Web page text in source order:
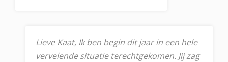
Lieve Kaat, Ik ben begin dit jaar in een hele
vervelende situatie terechtgekomen. Jij zag